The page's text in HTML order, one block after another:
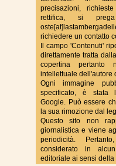
precisazioni,
rettifica, si
richiedere un contatto
Il campo 'Contenuti'
direttamente tratta
copertina
intellettuale dell'autore
Ogni immagine
specificato, è stata
Google. Può essere
la sua rimozione dal
Questo sito non
giornalistica e viene
periodicità.
considerato in
editoriale ai sensi